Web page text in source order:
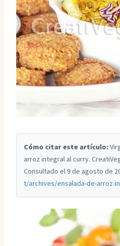
Cómo citar este artículo:
arroz integral al curry.
Consultado el9 de agosto de
t/archives/ensalada-de-arroz-